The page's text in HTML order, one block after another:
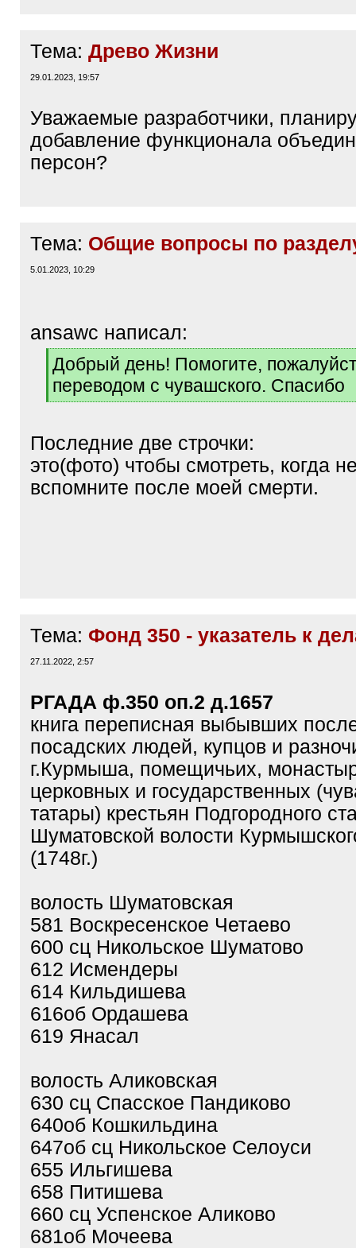
Тема: Древо Жизни
29.01.2023, 19:57
Уважаемые разработчики,
добавление функционала
персон?
Тема: Общие вопросы по
5.01.2023, 10:29
ansawc написал:
q
Добрый день! Помогите,
переводом с чувашского. Спасибо
[
]
Последние две строчки:
это(фото) чтобы смотреть, когда
вспомните после моей смерти.
Тема: Фонд 350 - указатель к
27.11.2022, 2:57
РГАДА ф.350 оп.2 д.1657
книга переписная выбывших
посадских людей, купцов и
г.Курмыша, помещичьих,
церковных и государственных
татары) крестьян Подгородного
Шуматовской волости
(1748г.)
волость Шуматовская
581 Воскресенское Четаево
600 сц Никольское Шуматово
612 Исмендеры
614 Кильдишева
616об Ордашева
619 Янасал
волость Аликовская
630 сц Спасское Пандиково
640об Кошкильдина
647об сц Никольское Селоуси
655 Ильгишева
658 Питишева
660 сц Успенское Аликово
681об Мочеева